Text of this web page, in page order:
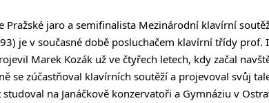
Pražské jaro a semifinalista Mezinárodní klavírní
je v současné době posluchačem klavírní třídy prof.
Marek Kozák už ve čtyřech letech, kdy začal
se zúčastňoval klavírních soutěží a projevoval svůj
na Janáčkově konzervatoři a Gymnáziu v